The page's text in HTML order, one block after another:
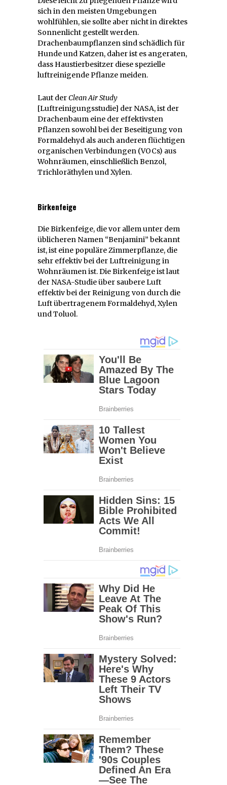
sich in den meisten Umgebungen
wohlfühlen, sie sollte aber nicht in direktes
Sonnenlicht gestellt werden.
Drachenbaumpflanzen sind schädlich für
Hunde und Katzen, daher ist es angeraten,
dass Haustierbesitzer diese spezielle
luftreinigende Pflanze meiden.
Laut derClean Air Study
[Luftreinigungsstudie] der NASA, ist der
Drachenbaum eine der effektivsten
Pflanzen sowohl bei der Beseitigung von
Formaldehyd als auch anderen flüchtigen
organischen Verbindungen (VOCs) aus
Wohnräumen, einschließlich Benzol,
Trichloräthylen und Xylen.
Birkenfeige
Die Birkenfeige, die vor allem unter dem
üblicheren Namen “Benjamini” bekannt
ist, ist eine populäre Zimmerpflanze, die
sehr effektiv bei der Luftreinigung in
Wohnräumen ist. Die Birkenfeige ist laut
der NASA-Studie über saubere Luft
effektiv bei der Reinigung von durch die
Luft übertragenem Formaldehyd, Xylen
und Toluol.